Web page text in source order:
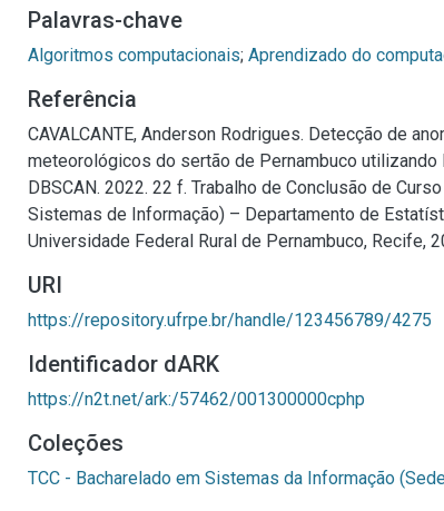
Palavras-chave
Algoritmos computacionais; Aprendizado do
Referência
CAVALCANTE, Anderson Rodrigues. Detecção de
meteorológicos do sertão de Pernambuco
DBSCAN. 2022. 22 f. Trabalho de Conclusão de
Sistemas de Informação) – Departamento de
Universidade Federal Rural de Pernambuco, Recife,
URI
https://repository.ufrpe.br/handle/123456789/4275
Identificador dARK
https://n2t.net/ark:/57462/001300000cphp
Coleções
TCC - Bacharelado em Sistemas da Informação